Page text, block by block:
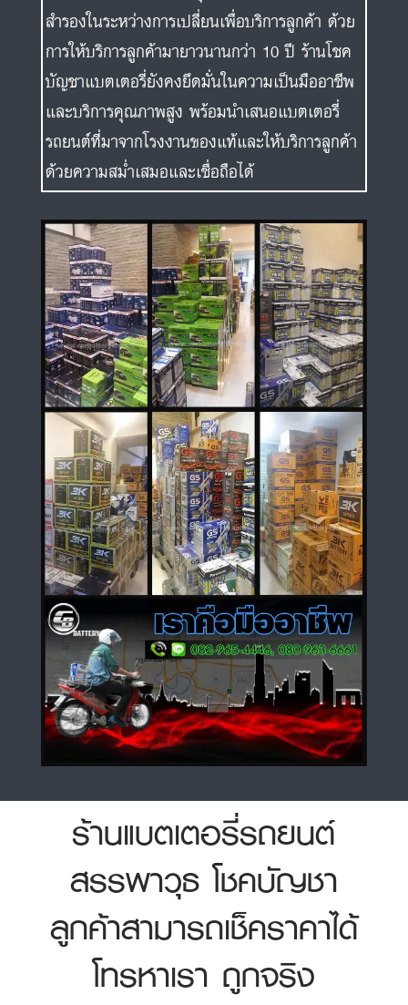
สำรองในระหว่างการเปลี่ยนเพื่อบริการลูกค้า ด้วย
การให้บริการลูกค้ามายาวนานกว่า 10 ปี ร้านโชค
บัญชาแบตเตอรี่ยังคงยึดมั่นในความเป็นมืออาชีพ
และบริการคุณภาพสูง พร้อมนำเสนอแบตเตอรี่
รถยนต์ที่มาจากโรงงานของแท้และให้บริการลูกค้า
ด้วยความสม่ำเสมอและเชื่อถือได้
ร้านแบตเตอรี่รถยนต์
สรรพาวุธ โชคบัญชา
ลูกค้าสามารถเช็คราคาได้
โทรหาเรา ถูกจริง